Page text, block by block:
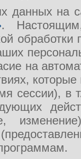
данных на
.
на
сессии), в